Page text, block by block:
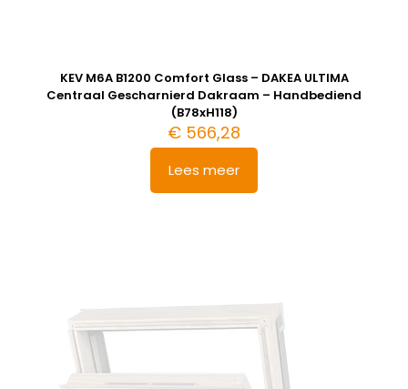
KEV M6A B1200 Comfort Glass – DAKEA ULTIMA
Centraal Gescharnierd Dakraam – Handbediend
(B78xH118)
€ 566,28
Lees meer